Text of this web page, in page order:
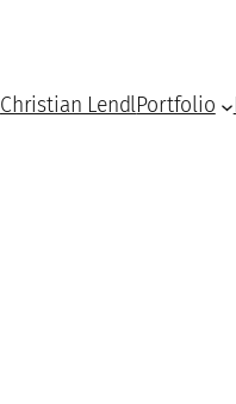
Christian LendlPortfolio